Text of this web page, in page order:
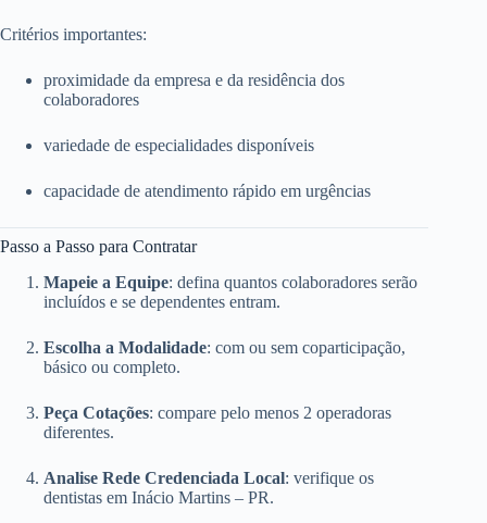
Critérios importantes:
proximidade da empresa e da residência dos
colaboradores
variedade de especialidades disponíveis
capacidade de atendimento rápido em urgências
Passo a Passo para Contratar
Mapeie a Equipe: defina quantos colaboradores serão
incluídos e se dependentes entram.
Escolha a Modalidade: com ou sem coparticipação,
básico ou completo.
Peça Cotações: compare pelo menos 2 operadoras
diferentes.
Analise Rede Credenciada Local: verifique os
dentistas em Inácio Martins – PR.